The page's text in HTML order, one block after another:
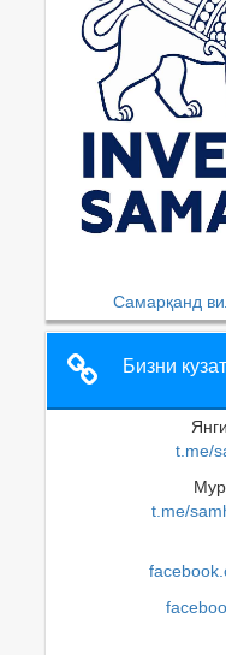
Самарқанд
Бизни
t.me/
t.me/